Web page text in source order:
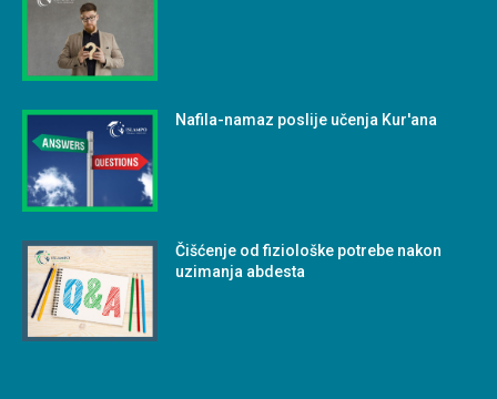
Nafila-namaz poslije učenja Kur'ana
Čišćenje od fiziološke potrebe nakon
uzimanja abdesta